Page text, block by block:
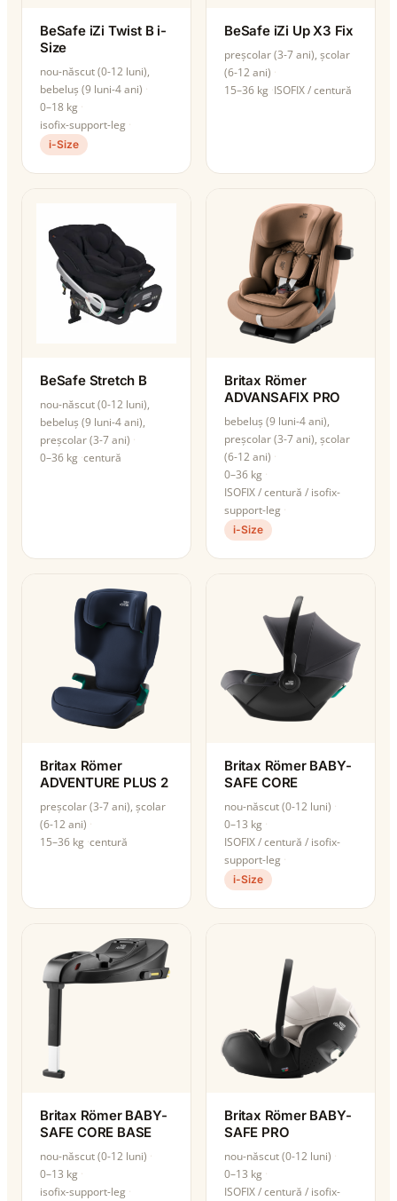
BeSafe iZi Twist B i-
Size
nou-născut (0-12 luni),
bebeluș (9 luni-4 ani)
0–18 kg
isofix-support-leg
i-Size
BeSafe iZi Up X3 Fix
preșcolar (3-7 ani), școlar
(6-12 ani)
15–36 kg ISOFIX / centură
BeSafe Stretch B
nou-născut (0-12 luni),
bebeluș (9 luni-4 ani),
preșcolar (3-7 ani)
0–36 kg centură
Britax Römer
ADVANSAFIX PRO
bebeluș (9 luni-4 ani),
preșcolar (3-7 ani), școlar
(6-12 ani)
0–36 kg
ISOFIX / centură / isofix-
support-leg
i-Size
Britax Römer
ADVENTURE PLUS 2
preșcolar (3-7 ani), școlar
(6-12 ani)
15–36 kg centură
Britax Römer BABY-
SAFE CORE
nou-născut (0-12 luni)
0–13 kg
ISOFIX / centură / isofix-
support-leg
i-Size
Britax Römer BABY-
SAFE CORE BASE
nou-născut (0-12 luni)
0–13 kg
isofix-support-leg
Britax Römer BABY-
SAFE PRO
nou-născut (0-12 luni)
0–13 kg
ISOFIX / centură / isofix-